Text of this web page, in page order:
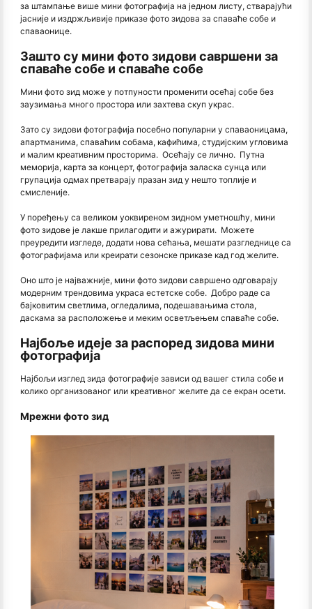
за штампање више мини фотографија на једном листу, стварајући
јасније и издржљивије приказе фото зидова за спаваће собе и
спаваонице.
Зашто су мини фото зидови савршени за
спаваће собе и спаваће собе
Мини фото зид може у потпуности променити осећај собе без
заузимања много простора или захтева скуп украс.
Зато су зидови фотографија посебно популарни у спаваоницама,
апартманима, спаваћим собама, кафићима, студијским угловима
и малим креативним просторима. Осећају се лично. Путна
меморија, карта за концерт, фотографија заласка сунца или
групација одмах претварају празан зид у нешто топлије и
смисленије.
У поређењу са великом уоквиреном зидном уметношћу, мини
фото зидове је лакше прилагодити и ажурирати. Можете
преуредити изгледе, додати нова сећања, мешати разгледнице са
фотографијама или креирати сезонске приказе кад год желите.
Оно што је најважније, мини фото зидови савршено одговарају
модерним трендовима украса естетске собе. Добро раде са
бајковитим светлима, огледалима, подешавањима стола,
даскама за расположење и меким осветљењем спаваће собе.
Најбоље идеје за распоред зидова мини
фотографија
Најбољи изглед зида фотографије зависи од вашег стила собе и
колико организованог или креативног желите да се екран осети.
Мрежни фото зид